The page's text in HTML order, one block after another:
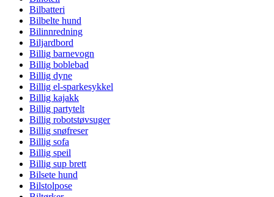
Bilbatteri
Bilbelte hund
Bilinnredning
Biljardbord
Billig barnevogn
Billig boblebad
Billig dyne
Billig el-sparkesykkel
Billig kajakk
Billig partytelt
Billig robotstøvsuger
Billig snøfreser
Billig sofa
Billig speil
Billig sup brett
Bilsete hund
Bilstolpose